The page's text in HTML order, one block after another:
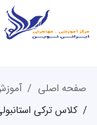
صفحه اصلی
کلاس ترکی